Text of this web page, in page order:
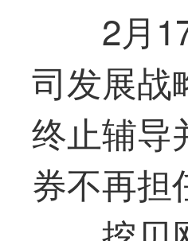
2月
司发展战
终止辅导
券不再担